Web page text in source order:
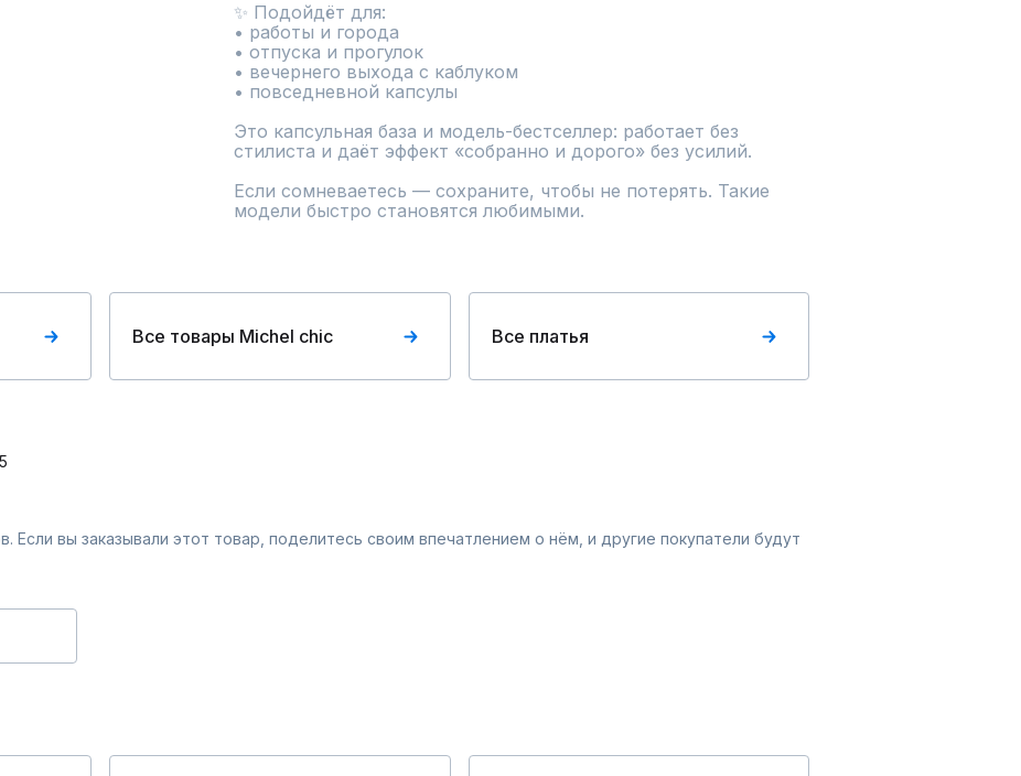
✨ Подойдёт для:
• работы и города
• отпуска и прогулок
• вечернего выхода с каблуком
• повседневной капсулы
Это капсульная база и модель-бестселлер: работает без
стилиста и даёт эффект «собранно и дорого» без усилий.
Если сомневаетесь — сохраните, чтобы не потерять. Такие
модели быстро становятся любимыми.
Все товары Michel chic Все платья
5
Если вы заказывали этот товар, поделитесь своим впечатлением о нём, и другие покупатели будут